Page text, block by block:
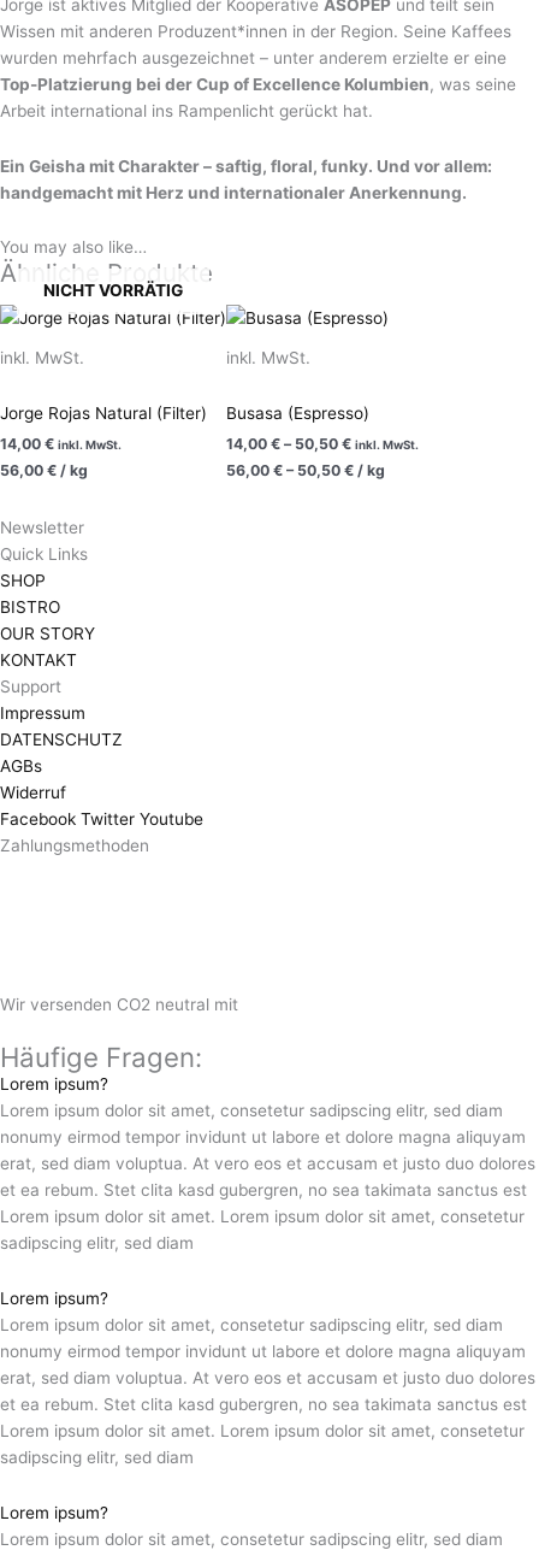
Jorge ist aktives Mitglied der Kooperative ASOPEP und teilt sein
Wissen mit anderen Produzent*innen in der Region. Seine Kaffees
wurden mehrfach ausgezeichnet – unter anderem erzielte er eine
Top-Platzierung bei der Cup of Excellence Kolumbien, was seine
Arbeit international ins Rampenlicht gerückt hat.
Ein Geisha mit Charakter – saftig, floral, funky. Und vor allem:
handgemacht mit Herz und internationaler Anerkennung.
You may also like…
Ähnliche Produkte
NICHT VORRÄTIG
inkl. MwSt.
Jorge Rojas Natural (Filter)
14,00 € inkl. MwSt.
56,00 € / kg
inkl. MwSt.
Busasa (Espresso)
14,00 € – 50,50 € inkl. MwSt.
56,00 € – 50,50 € / kg
Newsletter
Quick Links
SHOP
BISTRO
OUR STORY
KONTAKT
Support
Impressum
DATENSCHUTZ
AGBs
Widerruf
Facebook Twitter Youtube
Zahlungsmethoden
Wir versenden CO2 neutral mit
Häufige Fragen:
Lorem ipsum?
Lorem ipsum dolor sit amet, consetetur sadipscing elitr, sed diam
nonumy eirmod tempor invidunt ut labore et dolore magna aliquyam
erat, sed diam voluptua. At vero eos et accusam et justo duo dolores
et ea rebum. Stet clita kasd gubergren, no sea takimata sanctus est
Lorem ipsum dolor sit amet. Lorem ipsum dolor sit amet, consetetur
sadipscing elitr, sed diam
Lorem ipsum?
Lorem ipsum dolor sit amet, consetetur sadipscing elitr, sed diam
nonumy eirmod tempor invidunt ut labore et dolore magna aliquyam
erat, sed diam voluptua. At vero eos et accusam et justo duo dolores
et ea rebum. Stet clita kasd gubergren, no sea takimata sanctus est
Lorem ipsum dolor sit amet. Lorem ipsum dolor sit amet, consetetur
sadipscing elitr, sed diam
Lorem ipsum?
Lorem ipsum dolor sit amet, consetetur sadipscing elitr, sed diam